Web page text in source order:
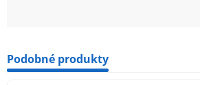
Podobné produkty